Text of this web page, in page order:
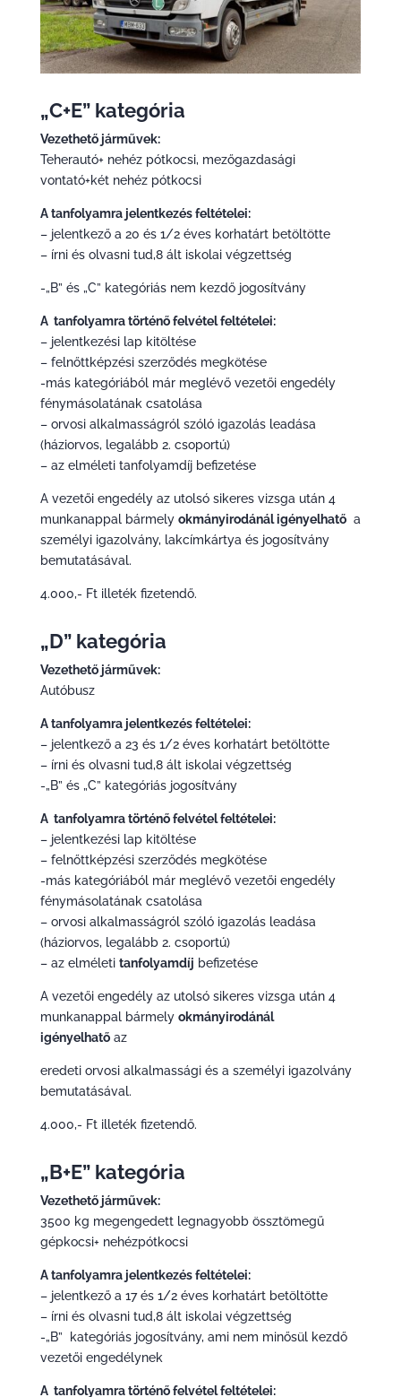
„C+E” kategória
Vezethető járművek:
Teherautó+ nehéz pótkocsi, mezőgazdasági
vontató+két nehéz pótkocsi
A tanfolyamra jelentkezés feltételei:
– jelentkező a 20 és 1/2 éves korhatárt betöltötte
– írni és olvasni tud,8 ált iskolai végzettség
-„B” és „C” kategóriás nem kezdő jogosítvány
A tanfolyamra történő felvétel feltételei:
– jelentkezési lap kitöltése
– felnőttképzési szerződés megkötése
-más kategóriából már meglévő vezetői engedély
fénymásolatának csatolása
– orvosi alkalmasságról szóló igazolás leadása
(háziorvos, legalább 2. csoportú)
– az elméleti tanfolyamdíj befizetése
A vezetői engedély az utolsó sikeres vizsga után 4
munkanappal bármely okmányirodánál igényelhatőa
személyi igazolvány, lakcímkártya és jogosítvány
bemutatásával.
4.000,- Ft illeték fizetendő.
„D” kategória
Vezethető járművek:
Autóbusz
A tanfolyamra jelentkezés feltételei:
– jelentkező a 23 és 1/2 éves korhatárt betöltötte
– írni és olvasni tud,8 ált iskolai végzettség
-„B” és „C” kategóriás jogosítvány
A tanfolyamra történő felvétel feltételei:
– jelentkezési lap kitöltése
– felnőttképzési szerződés megkötése
-más kategóriából már meglévő vezetői engedély
fénymásolatának csatolása
– orvosi alkalmasságról szóló igazolás leadása
(háziorvos, legalább 2. csoportú)
– az elméleti tanfolyamdíj befizetése
A vezetői engedély az utolsó sikeres vizsga után 4
munkanappal bármely okmányirodánál
igényelhatőaz
eredeti orvosi alkalmassági és a személyi igazolvány
bemutatásával.
4.000,- Ft illeték fizetendő.
„B+E” kategória
Vezethető járművek:
3500 kg megengedett legnagyobb össztömegű
gépkocsi+ nehézpótkocsi
A tanfolyamra jelentkezés feltételei:
– jelentkező a 17 és 1/2 éves korhatárt betöltötte
– írni és olvasni tud,8 ált iskolai végzettség
-„B” kategóriás jogosítvány, ami nem minősül kezdő
vezetői engedélynek
A tanfolyamra történő felvétel feltételei: